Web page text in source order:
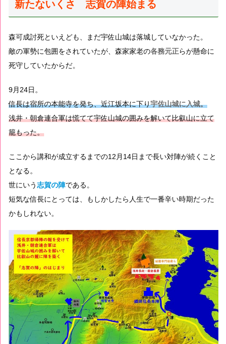
新たないくさ 志賀の陣始まる
森可成討死といえども、まだ宇佐山城は落城していなかった。
敵の軍勢に包囲をされていたが、森家家老の各務元正らが懸命に
死守していたからだ。
9月24日。
信長は宿所の本能寺を発ち、近江坂本に下り宇佐山城に入城。
浅井・朝倉連合軍は慌てて宇佐山城の囲みを解いて比叡山に立て
籠もった。
ここから講和が成立するまでの12月14日まで長い対陣が続くこと
となる。
世にいう志賀の陣である。
短気な信長にとっては、もしかしたら人生で一番辛い時期だった
かもしれない。